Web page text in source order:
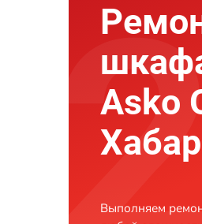
Asko
Выполняем